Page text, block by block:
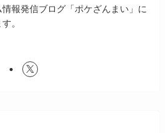
報発信ブログ「ポケざんまい」に
。